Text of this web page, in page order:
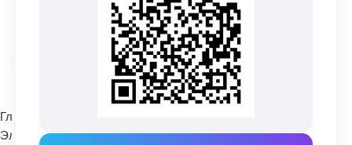
Нажмите, чтобы увеличить
Главная
Элементы безопасности кровли Снегозадержатели